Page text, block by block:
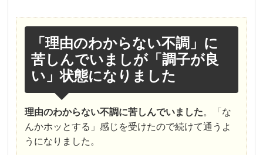
「理由のわからない不調」に
苦しんでいましが「調子が良
い」状態になりました
理由のわからない不調に苦しんでいました。「な
んかホッとする」感じを受けたので続けて通うよ
うになりました。